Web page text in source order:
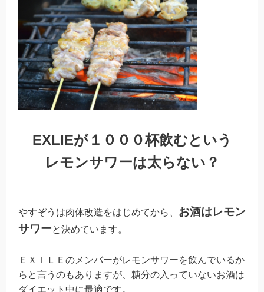
EXLIEが１０００杯飲むという
レモンサワーは太らない？
やすぞうは肉体改造をはじめてから、 お酒はレモン
サワーと決めています。
ＥＸＩＬＥのメンバーがレモンサワーを飲んでいるか
らと言うのもありますが、糖分の入っていないお酒は
ダイエット中に最適です。